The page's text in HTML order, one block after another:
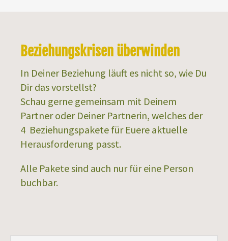
Beziehungskrisen überwinden
In Deiner Beziehung läuft es nicht so, wie Du
Dir das vorstellst?
Schau gerne gemeinsam mit Deinem
Partner oder Deiner Partnerin, welches der
4 Beziehungspakete für Euere aktuelle
Herausforderung passt.
Alle Pakete sind auch nur für eine Person
buchbar.